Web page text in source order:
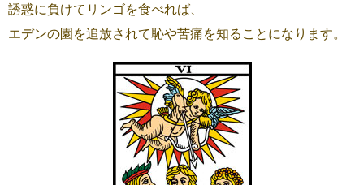
誘惑に負けてリンゴを食べれば、
エデンの園を追放されて恥や苦痛を知ることになります。